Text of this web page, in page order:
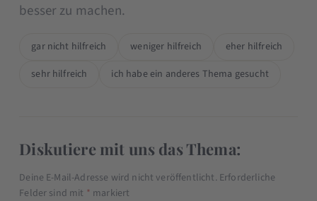
besser zu machen.
gar nicht hilfreich weniger hilfreich
eher hilfreich
sehr hilfreich
ich habe ein anderes Thema gesucht
Diskutiere mit uns das Thema:
Deine E-Mail-Adresse wird nicht veröffentlicht. Erforderliche
Felder sind mit * markiert